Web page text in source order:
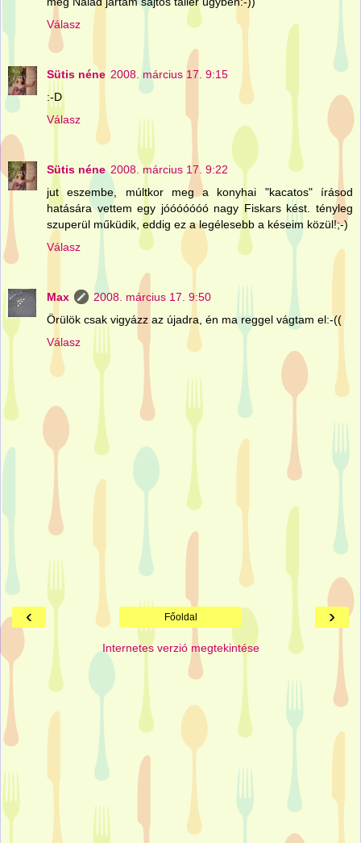
Válasz
Sütis néne 2008. március 17. 9:15
:-D
Válasz
Sütis néne 2008. március 17. 9:22
jut eszembe, múltkor meg a konyhai "kacatos" írásod
hatására vettem egy jóóóóóóó nagy Fiskars kést. tényleg
szuperül műküdik, eddig ez a legélesebb a késeim közül!;-)
Válasz
Max
2008. március 17. 9:50
Örülök csak vigyázz az újadra, én ma reggel vágtam el:-((
Válasz
‹ ›
Főoldal
Internetes verzió megtekintése